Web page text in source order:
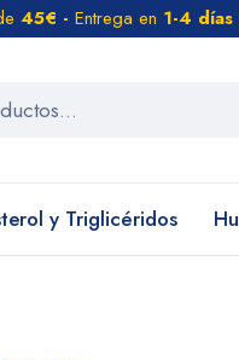
45€ - Entrega en 1-4
y Triglicéridos